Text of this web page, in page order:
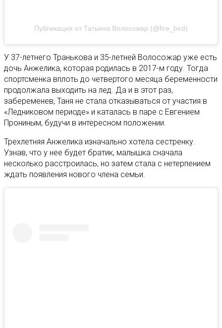
Публикация от Татьяна Волосожар (@fire_bird)
У 37-летнего Транькова и 35-летней Волосожар уже есть
дочь Анжелика, которая родилась в 2017-м году. Тогда
спортсменка вплоть до четвертого месяца беременности
продолжала выходить на лед. Да и в этот раз,
забеременев, Таня не стала отказываться от участия в
«Ледниковом периоде» и каталась в паре с Евгением
Прониным, будучи в интересном положении.
Трехлетняя Анжелика изначально хотела сестренку.
Узнав, что у нее будет братик, малышка сначала
несколько расстроилась, но затем стала с нетерпением
ждать появления нового члена семьи.